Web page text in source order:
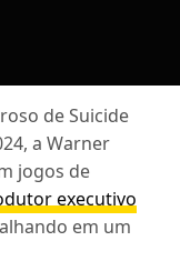
de Suicide
a Warner
jogos de
executivo
em um